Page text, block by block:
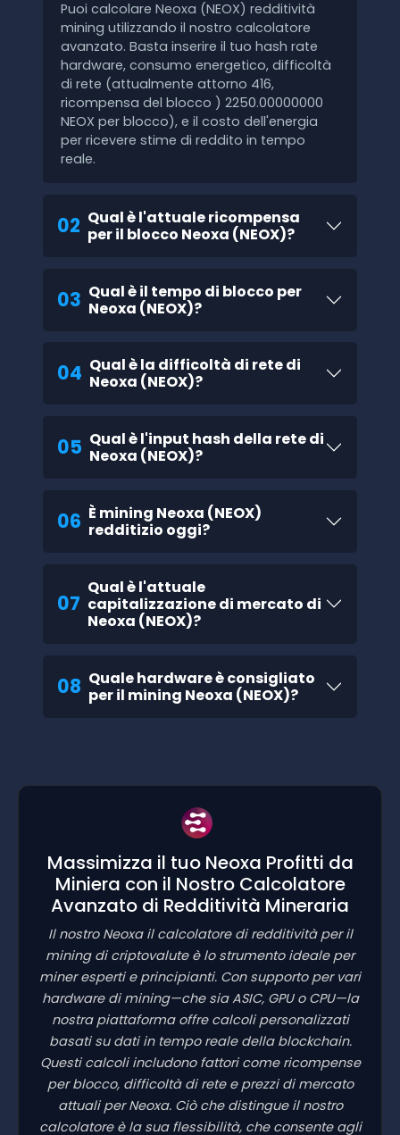
Puoi calcolare Neoxa (NEOX) redditività
mining utilizzando il nostro calcolatore
avanzato. Basta inserire il tuo hash rate
hardware, consumo energetico, difficoltà
di rete (attualmente attorno 416,
ricompensa del blocco ) 2250.00000000
NEOX per blocco), e il costo dell'energia
per ricevere stime di reddito in tempo
reale.
02 Qual è l'attuale ricompensa
per il blocco Neoxa (NEOX)?
03 Qual è il tempo di blocco per
Neoxa (NEOX)?
04 Qual è la difficoltà di rete di
Neoxa (NEOX)?
05 Qual è l'input hash della rete di
Neoxa (NEOX)?
06 È mining Neoxa (NEOX)
redditizio oggi?
07
Qual è l'attuale
capitalizzazione di mercato di
Neoxa (NEOX)?
08 Quale hardware è consigliato
per il mining Neoxa (NEOX)?
Massimizza il tuo Neoxa Profitti da
Miniera con il Nostro Calcolatore
Avanzato di Redditività Mineraria
Il nostro Neoxa il calcolatore di redditività per il
mining di criptovalute è lo strumento ideale per
miner esperti e principianti. Con supporto per vari
hardware di mining—che sia ASIC, GPU o CPU—la
nostra piattaforma offre calcoli personalizzati
basati su dati in tempo reale della blockchain.
Questi calcoli includono fattori come ricompense
per blocco, difficoltà di rete e prezzi di mercato
attuali per Neoxa. Ciò che distingue il nostro
calcolatore è la sua flessibilità, che consente agli